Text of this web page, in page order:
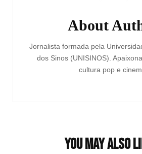
About
Jornalista formada pela
dos Sinos (UNISINOS).
cultura pop e
You may also